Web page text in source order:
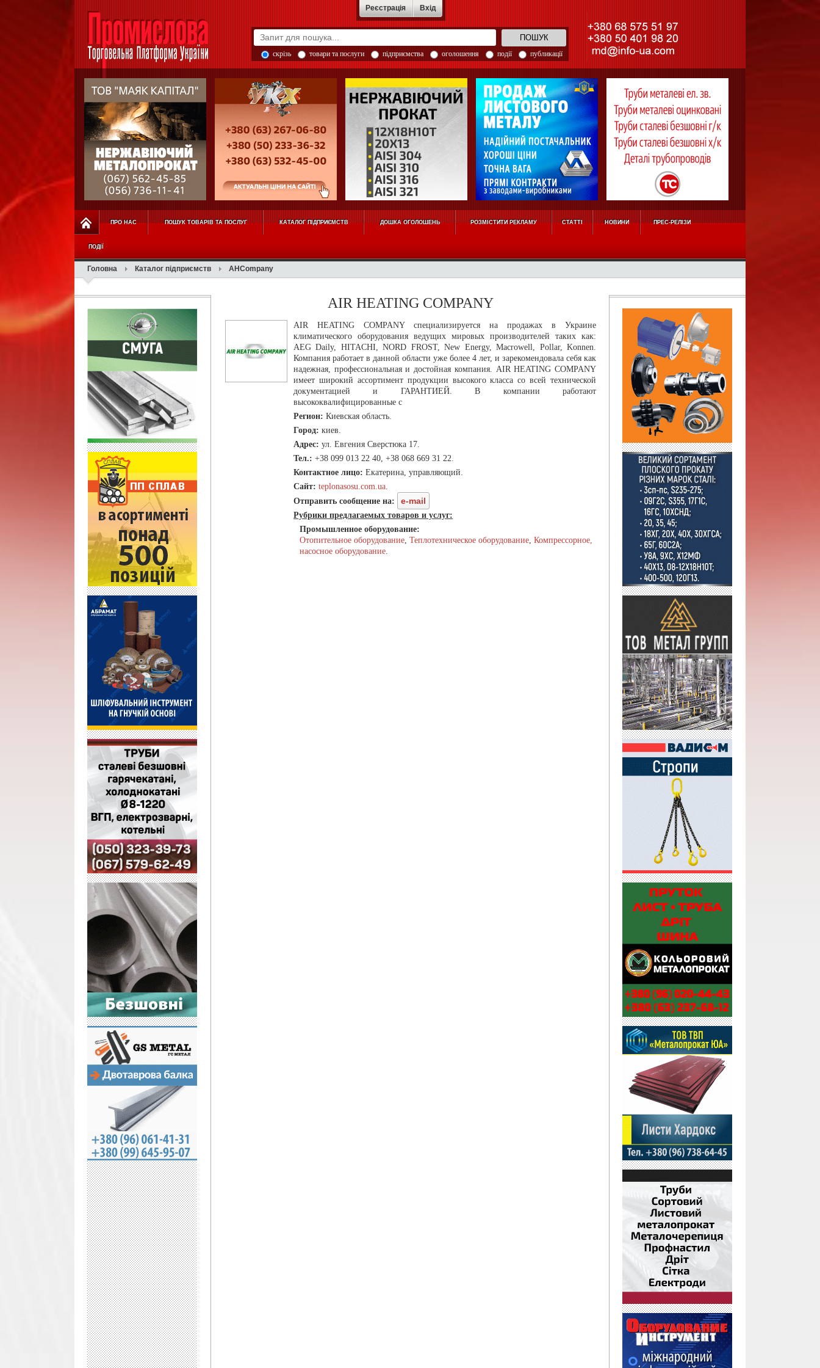
Реєстрація Вхід
скрізь товари та послуги підприємства оголошення події публикації
ПРО НАС ПОШУК ТОВАРІВ ТА ПОСЛУГ КАТАЛОГ ПІДПРИЄМСТВ ДОШКА ОГОЛОШЕНЬ РОЗМІСТИТИ РЕКЛАМУ СТАТТІ НОВИНИ ПРЕС-РЕЛІЗИ
ПОДІЇ
Головна Каталог підприємств AHCompany
AIR HEATING COMPANY
AIR HEATING COMPANY специализируется на продажах в Украине
климатического оборудования ведущих мировых производителей таких как:
AEG Daily, HITACHI, NORD FROST, New Energy, Macrowell, Pollar, Konnen.
Компания работает в данной области уже более 4 лет, и зарекомендовала себя как
надежная, профессиональная и достойная компания. AIR HEATING COMPANY
имеет широкий ассортимент продукции высокого класса со всей технической
документацией и ГАРАНТИЕЙ. В компании работают
высококвалифицированные с
Регион: Киевская область.
Город: киев.
Адрес: ул. Евгения Сверстюка 17.
Тел.: +38 099 013 22 40, +38 068 669 31 22.
Контактное лицо: Екатерина, управляющий.
Сайт: teplonasosu.com.ua.
Отправить сообщение на:
e-mail
Рубрики предлагаемых товаров и услуг:
Промышленное оборудование:
Отопительное оборудование, Теплотехническое оборудование, Компрессорное,
насосное оборудование.